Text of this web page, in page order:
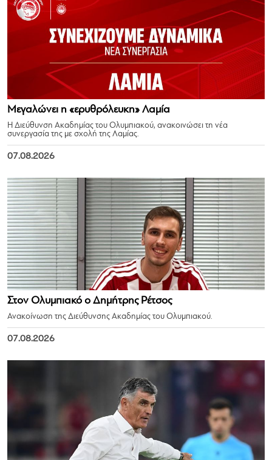
Μεγαλώνει η «ερυθρόλευκη» Λαμία
Η Διεύθυνση Ακαδημίας του Ολυμπιακού, ανακοινώσει τη νέα
συνεργασία της με σχολή της Λαμίας.
07.08.2026
Στον Ολυμπιακό ο Δημήτρης Ρέτσος
Ανακοίνωση της Διεύθυνσης Ακαδημίας του Ολυμπιακού.
07.08.2026